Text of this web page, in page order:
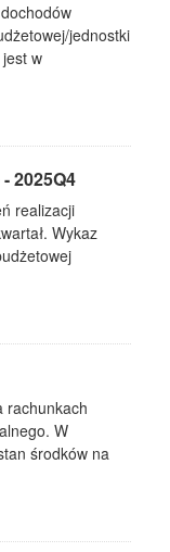
jednostki
w
2025Q4
realizacji
Wykaz
rachunkach
W
środków na